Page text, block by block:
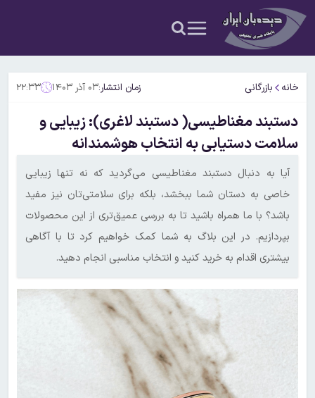
خانه بازرگانی زمان انتشار:۰۳ آذر ۱۴۰۳ ۲۲:۳۳
دستبند مغناطیسی( دستبند لاغری): زیبایی و
سلامت دستیابی به انتخاب هوشمندانه
آیا به دنبال دستبند مغناطیسی می‌گردید که نه تنها زیبایی
خاصی به دستان شما ببخشد، بلکه برای سلامتی‌تان نیز مفید
باشد؟ با ما همراه باشید تا به بررسی عمیق‌تری از این محصولات
بپردازیم. در این بلاگ به شما کمک خواهیم کرد تا با آگاهی
بیشتری اقدام به خرید کنید و انتخاب مناسبی انجام دهید.